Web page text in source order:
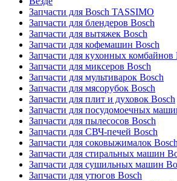
Запчасти для Bosch TASSIMO
Запчасти для блендеров Bosch
Запчасти для вытяжек Bosch
Запчасти для кофемашин Bosch
Запчасти для кухонных комбайнов
Запчасти для миксеров Bosch
Запчасти для мультиварок Bosch
Запчасти для мясорубок Bosch
Запчасти для плит и духовок Bosch
Запчасти для посудомоечных
Запчасти для пылесосов Bosch
Запчасти для СВЧ-печей Bosch
Запчасти для соковыжималок Bosch
Запчасти для стиральных машин
Запчасти для сушильных машин
Запчасти для утюгов Bosch